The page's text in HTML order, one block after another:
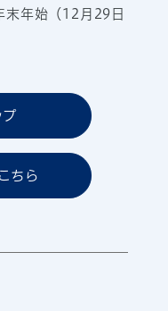
末年始（12月29日
プ
ちら